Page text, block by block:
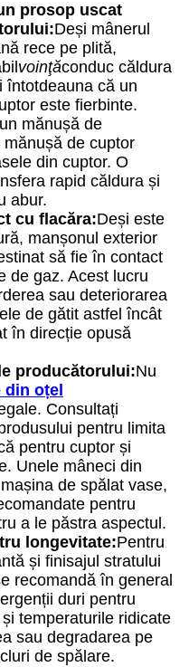
prosop uscat
Deși mânerul
rece pe plită,
voinţăconduc căldura
întotdeauna că un
este fierbinte.
mănușă de
de cuptor
din cuptor. O
rapid căldura și
abur.
cu flacăra:Deși este
manșonul exterior
să fie în contact
de gaz. Acest lucru
sau deteriorarea
de gătit astfel încât
în direcție opusă
producătorului:Nu
oțel
Consultați
pentru limita
pentru cuptor și
Unele mâneci din
de spălat vase,
pentru
a le păstra aspectul.
longevitate:Pentru
și finisajul stratului
recomandă în general
duri pentru
temperaturile ridicate
sau degradarea pe
de spălare.